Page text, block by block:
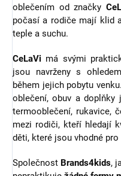
oblečením od značky
počasí a rodiče mají klid
teple a suchu.
CeLaVi má svými
jsou navrženy s
během jejich pobytu
oblečení, obuv a doplňky
termooblečení, rukavice,
mezi rodiči, kteří hledají
děti, které jsou vhodné
Společnost Brands4kids,